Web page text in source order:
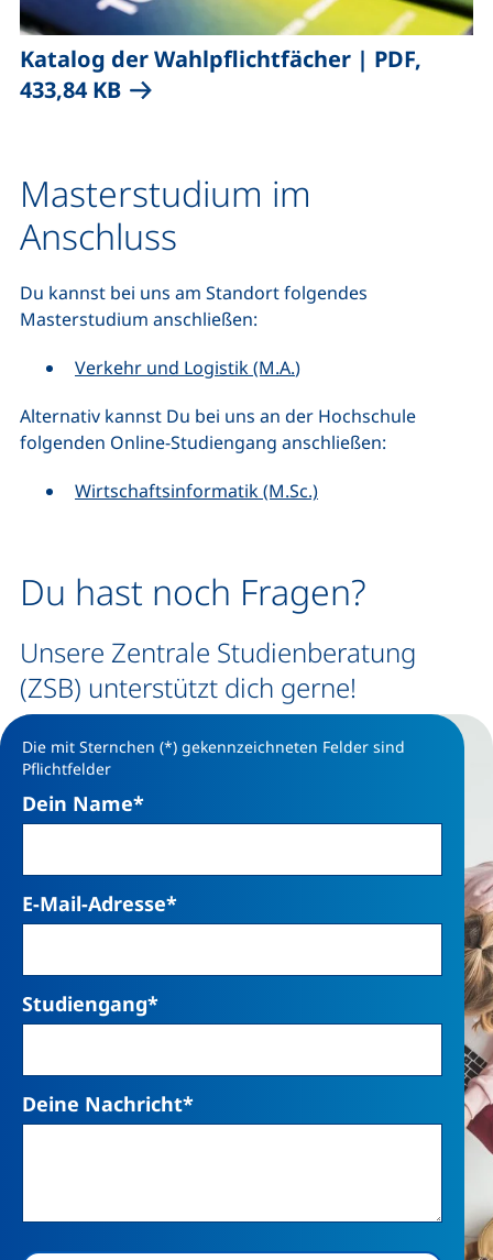
Katalog der Wahlpflichtfächer, | PDF,
433,84 KB(öffnet neues Fenster), (nicht
Masterstudium im
Anschluss
Du kannst bei uns am Standort folgendes
Masterstudium anschließen:
Verkehr und Logistik (M.A.)
Alternativ kannst Du bei uns an der Hochschule
folgenden Online-Studiengang anschließen:
Wirtschaftsinformatik (M.Sc.)
Du hast noch Fragen?
Unsere Zentrale Studienberatung
(ZSB) unterstützt dich gerne!
Die mit Sternchen (*) gekennzeichneten Felder sind
Pflichtfelder
Dein Name*
E-Mail-Adresse*
Studiengang*
Deine Nachricht*